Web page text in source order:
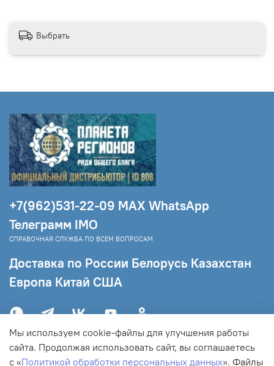
Выбрать
+7(962)531-22-09 МAX WhatsApp
Телеграмм IMO
СПРАВОЧНАЯ СЛУЖБА ПО ВСЕМ ВОПРОСАМ
Доставка по России Белорусь Казахстан
Европа Китай США
Мы используем cookie-файлы для улучшения работы
сайта. Продолжая использовать сайт, вы соглашаетесь
с «Политикой обработки персональных данных». Файлы